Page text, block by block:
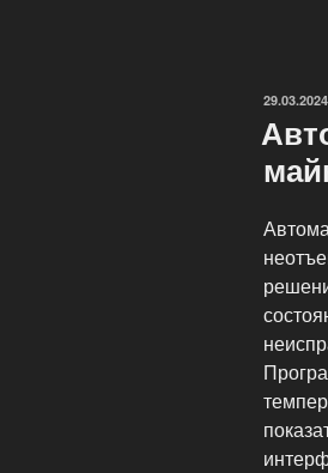
29.03.2024